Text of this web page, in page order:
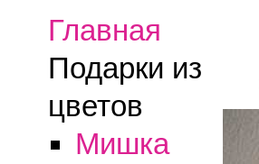
Главная
Подарки из
цветов
Мишка